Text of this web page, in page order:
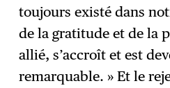
toujours existé dans
de la gratitude et de la
allié, s’accroît et est
remarquable. » Et le